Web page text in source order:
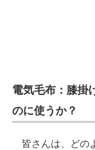
電気毛布：膝掛
のに使うか？
皆さんは、どの